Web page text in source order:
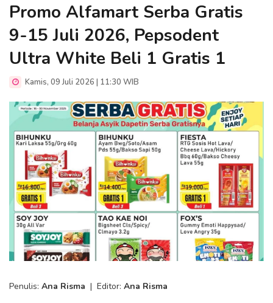
Promo Alfamart Serba Gratis
9-15 Juli 2026, Pepsodent
Ultra White Beli 1 Gratis 1
Kamis, 09 Juli 2026 | 11:30 WIB
Penulis: Ana Risma | Editor: Ana Risma